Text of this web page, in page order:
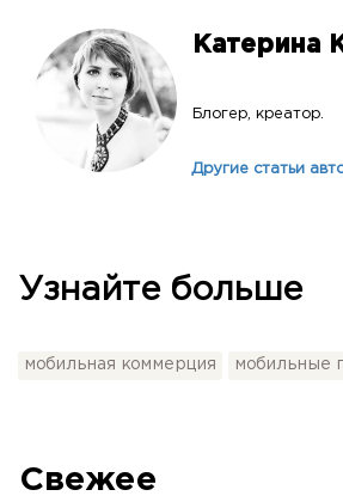
Катерина
Блогер, креатор.
Другие статьи
Узнайте больше
мобильная коммерция мобильные
Свежее